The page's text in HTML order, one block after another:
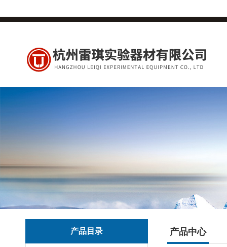
产品目录 产品中心